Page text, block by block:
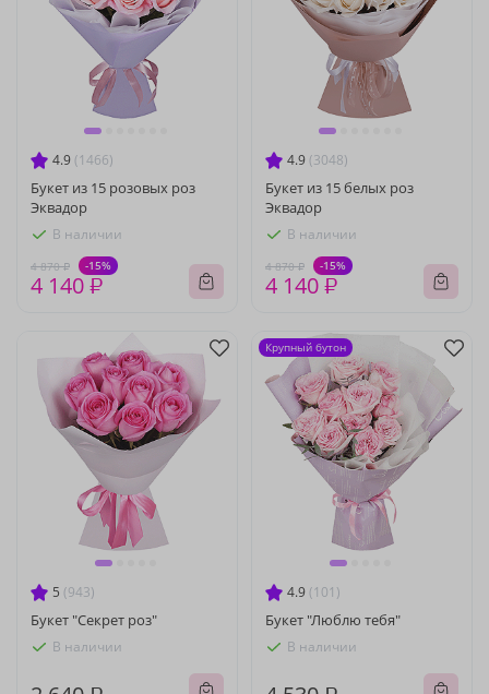
4.9 (1466)
Букет из 15 розовых роз
Эквадор
В наличии
4 870 ₽ -15%
4 140 ₽
4.9 (3048)
Букет из 15 белых роз
Эквадор
В наличии
4 870 ₽ -15%
4 140 ₽
5 (943)
Букет "Секрет роз"
В наличии
4.9 (101)
Букет "Люблю тебя"
В наличии
Крупный бутон